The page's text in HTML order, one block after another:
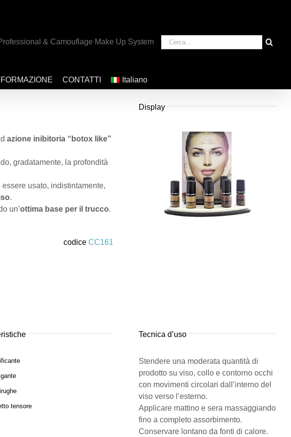
& Camouflage Make Up System
Cerca
per:
FORMAZIONE CONTATTI Italiano
azione inibitoria “botox like”
gradatamente, la profondità
usato, indistintamente,
.
un’ottima base per il trucco.
codiceCC161
Display
tensore
Tecnica d’uso
Stendere una moderata quantità di
prodotto su viso, collo e contorno occhi
con movimenti circolari dall’interno del
viso verso l’esterno.
Applicare mattino e sera massaggiando
fino a completo assorbimento.
Conservare lontano da fonti di calore.